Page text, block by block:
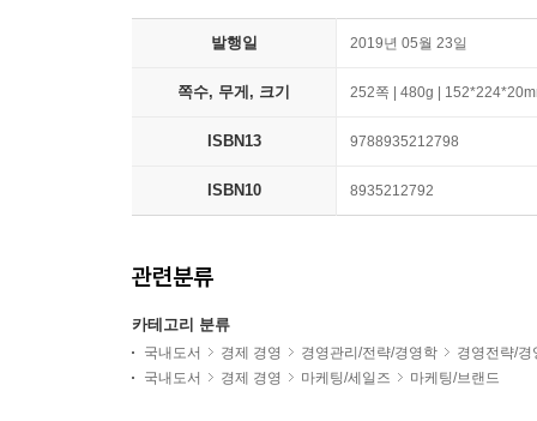
발행일 2019년 05월 23일
쪽수, 무게, 크기 252쪽 | 480g |
ISBN13 9788935212798
ISBN10 8935212792
관련분류
카테고리 분류
국내도서 경제 경영 경영관리/전략/경영학
경영전략/경
국내도서
경제 경영 마케팅/세일즈 마케팅/브랜드